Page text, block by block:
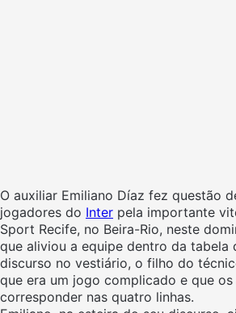
O auxiliar Emiliano Díaz fez questão
jogadores do Inter pela importante
Sport Recife, no Beira-Rio, neste
que aliviou a equipe dentro da tabela
discurso no vestiário, o filho do
que era um jogo complicado e que
corresponder nas quatro linhas.